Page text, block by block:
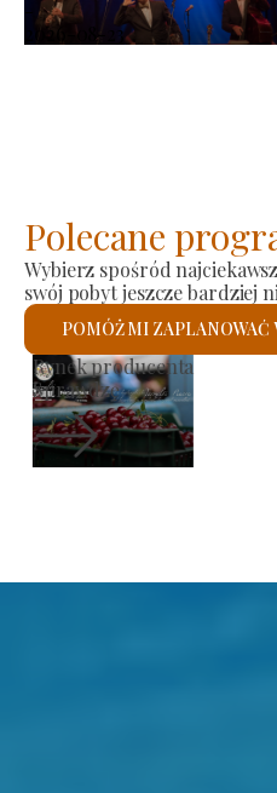
-
2026-08-23
Polecane
Wybierz spośród
swój pobyt jeszcze bardziej
POMÓŻ MI ZAPLANOWAĆ
Kościół rzymskokatolicki św.
Sprawdzę